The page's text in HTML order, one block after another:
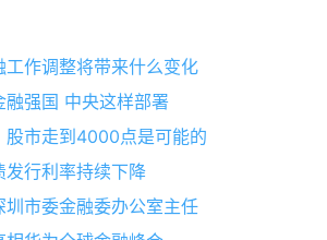
工作调整将带来什么变化
融强国 中央这样部署
股市走到4000点是可能的
发行利率持续下降
圳市委金融委办公室主任